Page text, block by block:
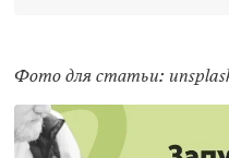
Фото для статьи: